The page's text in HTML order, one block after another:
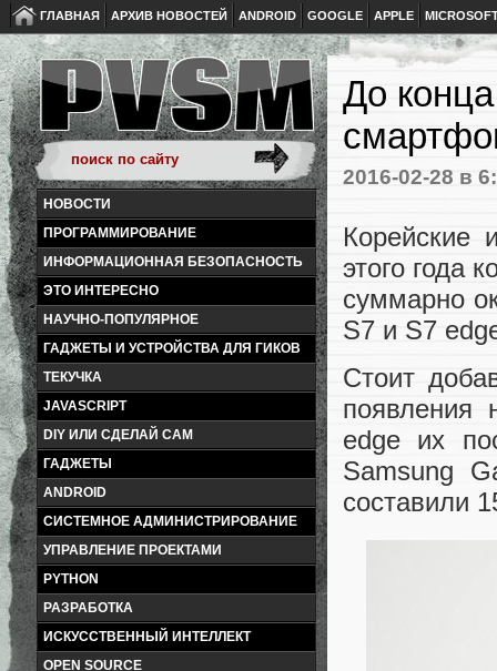
ГЛАВНАЯ АРХИВ НОВОСТЕЙ ANDROID GOOGLE APPLE
НОВОСТИ
ПРОГРАММИРОВАНИЕ
ИНФОРМАЦИОННАЯ БЕЗОПАСНОСТЬ
ЭТО ИНТЕРЕСНО
НАУЧНО-ПОПУЛЯРНОЕ
ГАДЖЕТЫ И УСТРОЙСТВА ДЛЯ ГИКОВ
ТЕКУЧКА
JAVASCRIPT
DIY ИЛИ СДЕЛАЙ САМ
ГАДЖЕТЫ
ANDROID
СИСТЕМНОЕ АДМИНИСТРИРОВАНИЕ
УПРАВЛЕНИЕ ПРОЕКТАМИ
PYTHON
РАЗРАБОТКА
ИСКУССТВЕННЫЙ ИНТЕЛЛЕКТ
OPEN SOURCE
До
2016-02-28 в
Корейские
этого года
суммарно
S7 и S7
Стоит
появления
edge их
Samsung
составили